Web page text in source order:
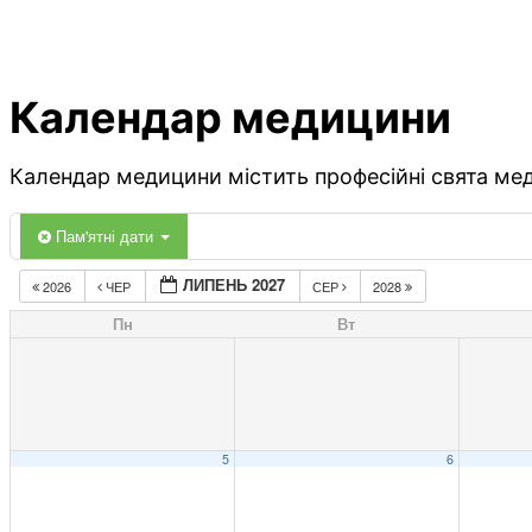
Календар медицини
Календар медицини містить професійні свята
Пам'ятні дати
2026 ЧЕР ЛИПЕНЬ 2027 СЕР 2028
Пн Вт
5 6